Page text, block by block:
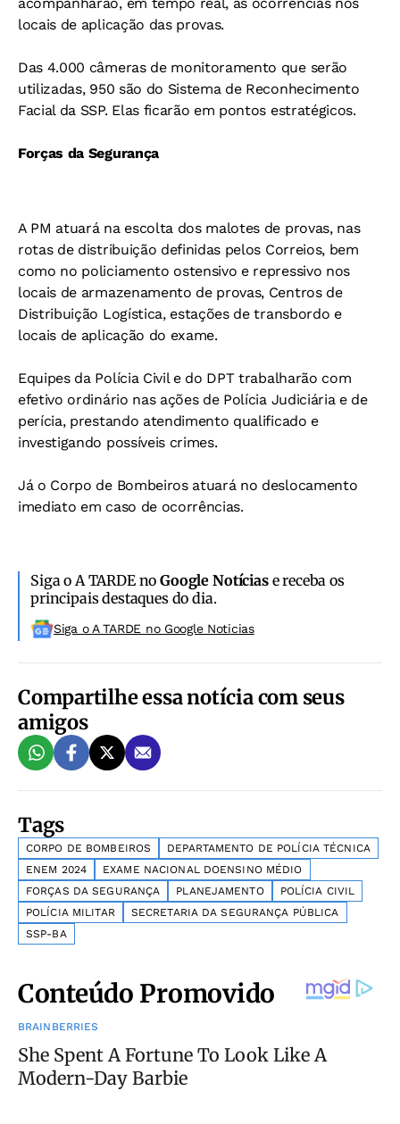
locais de aplicação das provas.
Das 4.000 câmeras de monitoramento que serão
utilizadas, 950 são do Sistema de Reconhecimento
Facial da SSP. Elas ficarão em pontos estratégicos.
Forças da Segurança
A PM atuará na escolta dos malotes de provas, nas
rotas de distribuição definidas pelos Correios, bem
como no policiamento ostensivo e repressivo nos
locais de armazenamento de provas, Centros de
Distribuição Logística, estações de transbordo e
locais de aplicação do exame.
Equipes da Polícia Civil e do DPT trabalharão com
efetivo ordinário nas ações de Polícia Judiciária e de
perícia, prestando atendimento qualificado e
investigando possíveis crimes.
Já o Corpo de Bombeiros atuará no deslocamento
imediato em caso de ocorrências.
Siga o A TARDE noGoogle Notíciase receba os
principais destaques do dia.
Siga o A TARDE no Google Noticias
Compartilhe essa notícia com seus
amigos
Tags
CORPO DE BOMBEIROS
DEPARTAMENTO DE POLÍCIA TÉCNICA
ENEM 2024
EXAME NACIONAL DOENSINO MÉDIO
FORÇAS DA SEGURANÇA
PLANEJAMENTO
POLÍCIA CIVIL
POLÍCIA MILITAR
SECRETARIA DA SEGURANÇA PÚBLICA
SSP-BA